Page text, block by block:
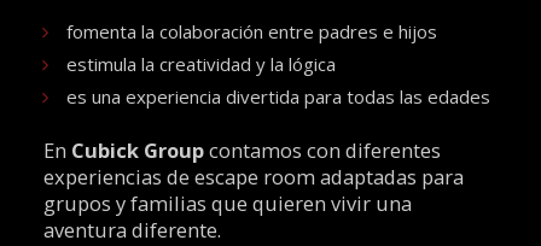
fomenta la colaboración entre padres e hijos
estimula la creatividad y la lógica
es una experiencia divertida para todas las edades
En Cubick Groupcontamos con diferentes
experiencias de escape room adaptadas para
grupos y familias que quieren vivir una
aventura diferente.